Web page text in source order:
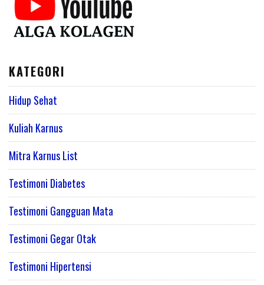
KATEGORI
Hidup Sehat
Kuliah Karnus
Mitra Karnus List
Testimoni Diabetes
Testimoni Gangguan Mata
Testimoni Gegar Otak
Testimoni Hipertensi